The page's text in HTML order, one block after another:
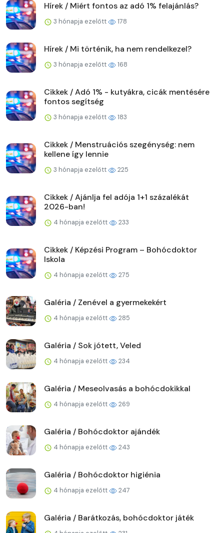
Hírek / Miért fontos az adó 1% felajánlás?
3 hónapja ezelőtt 178
Hírek / Mi történik, ha nem rendelkezel?
3 hónapja ezelőtt 168
Cikkek / Adó 1% - kutyákra, cicák mentésére
fontos segítség
3 hónapja ezelőtt 183
Cikkek / Menstruációs szegénység: nem
kellene így lennie
3 hónapja ezelőtt 225
Cikkek / Ajánlja fel adója 1+1 százalékát
2026-ban!
4 hónapja ezelőtt 233
Cikkek / Képzési Program – Bohócdoktor
Iskola
4 hónapja ezelőtt 275
Galéria / Zenével a gyermekekért
4 hónapja ezelőtt 285
Galéria / Sok jótett, Veled
4 hónapja ezelőtt 234
Galéria / Meseolvasás a bohócdokikkal
4 hónapja ezelőtt 269
Galéria / Bohócdoktor ajándék
4 hónapja ezelőtt 243
Galéria / Bohócdoktor higiénia
4 hónapja ezelőtt 247
Galéria / Barátkozás, bohócdoktor játék